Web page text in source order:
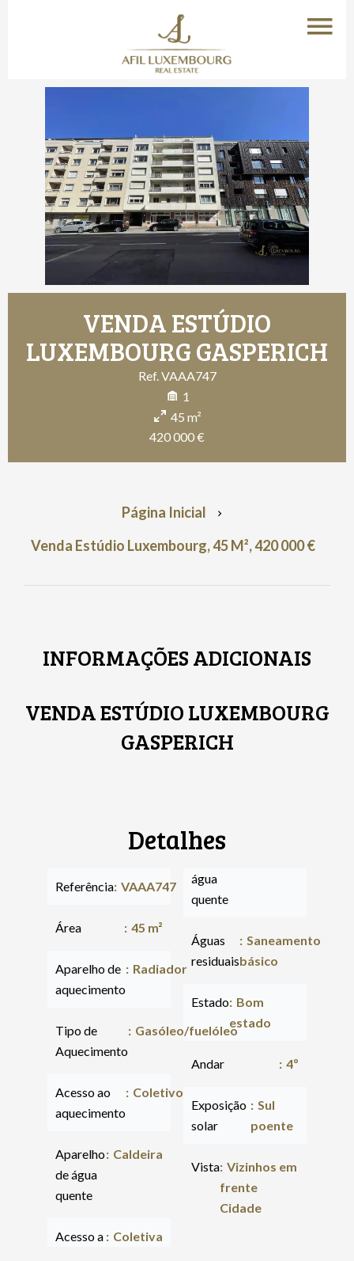
VENDA ESTÚDIO
LUXEMBOURG GASPERICH
Ref. VAAA747
1
45 m²
420 000 €
Página Inicial
Venda Estúdio Luxembourg, 45 M², 420 000 €
INFORMAÇÕES ADICIONAIS
VENDA ESTÚDIO LUXEMBOURG
GASPERICH
Detalhes
Referência VAAA747
Área 45 m²
Aparelho de
aquecimento
Radiador
Tipo de
Aquecimento
Gasóleo/fuelóleo
Acesso ao
aquecimento
Coletivo
Aparelho
de água
quente
Caldeira
Acesso a
água
quente
Coletiva
Águas
residuais
Saneamento
básico
Estado Bom
estado
Andar 4º
Exposição
solar
Sul
poente
Vista Vizinhos em
frente
Cidade